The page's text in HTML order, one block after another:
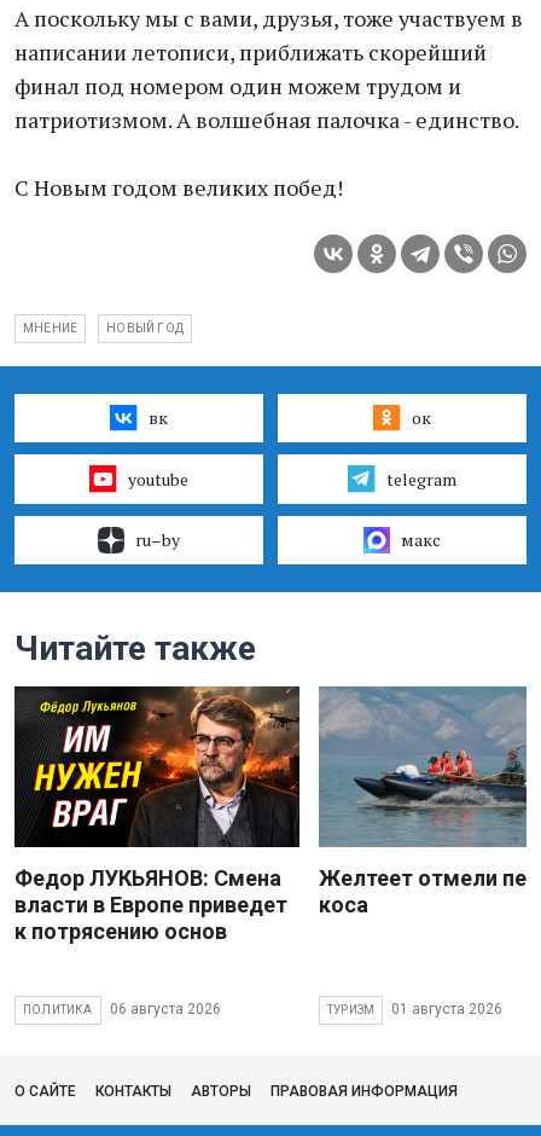
А поскольку мы с вами, друзья, тоже участвуем в
написании летописи, приближать скорейший
финал под номером один можем трудом и
патриотизмом. А волшебная палочка - единство.
С Новым годом великих побед!
МНЕНИЕ НОВЫЙ ГОД
вк ок
youtube telegram
ru–by макс
Читайте также
Федор ЛУКЬЯНОВ: Смена
власти в Европе приведет
к потрясению основ
ПОЛИТИКА 06 августа 2026
Желтеет отмели
коса
ТУРИЗМ 01 августа 2026
О САЙТЕ КОНТАКТЫ АВТОРЫ ПРАВОВАЯ ИНФОРМАЦИЯ